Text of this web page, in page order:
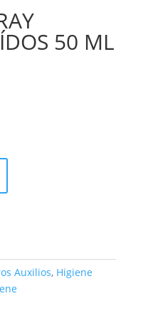
50 ML
Auxilios, Higiene